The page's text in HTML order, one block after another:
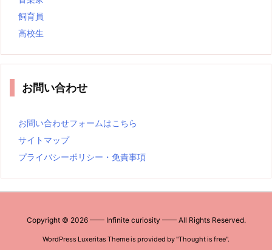
飼育員
高校生
お問い合わせ
お問い合わせフォームはこちら
サイトマップ
プライバシーポリシー・免責事項
Copyright © 2026 ━━ Infinite curiosity ━━All Rights Reserved.
WordPress Luxeritas Theme is provided by "Thought is free".